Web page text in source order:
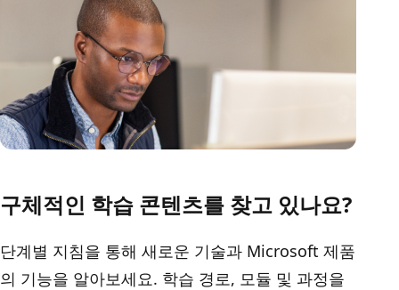
구체적인 학습 콘텐츠를 찾고 있나요?
단계별 지침을 통해 새로운 기술과 Microsoft 제품
의 기능을 알아보세요. 학습 경로, 모듈 및 과정을